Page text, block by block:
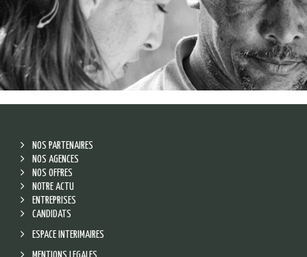
NOS PARTENAIRES
NOS AGENCES
NOS OFFRES
NOTRE ACTU
ENTREPRISES
CANDIDATS
ESPACE INTERIMAIRES